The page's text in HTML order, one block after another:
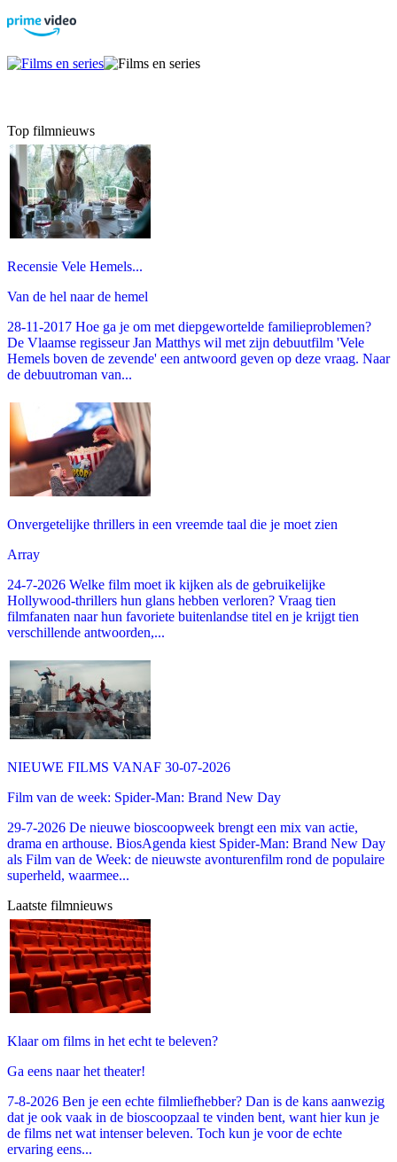
Top filmnieuws
Recensie Vele Hemels...
Van de hel naar de hemel
28-11-2017 Hoe ga je om met diepgewortelde familieproblemen?
De Vlaamse regisseur Jan Matthys wil met zijn debuutfilm 'Vele
Hemels boven de zevende' een antwoord geven op deze vraag. Naar
de debuutroman van...
Onvergetelijke thrillers in een vreemde taal die je moet zien
Array
24-7-2026 Welke film moet ik kijken als de gebruikelijke
Hollywood-thrillers hun glans hebben verloren? Vraag tien
filmfanaten naar hun favoriete buitenlandse titel en je krijgt tien
verschillende antwoorden,...
NIEUWE FILMS VANAF 30-07-2026
Film van de week: Spider-Man: Brand New Day
29-7-2026 De nieuwe bioscoopweek brengt een mix van actie,
drama en arthouse. BiosAgenda kiest Spider-Man: Brand New Day
als Film van de Week: de nieuwste avonturenfilm rond de populaire
superheld, waarmee...
Laatste filmnieuws
Klaar om films in het echt te beleven?
Ga eens naar het theater!
7-8-2026 Ben je een echte filmliefhebber? Dan is de kans aanwezig
dat je ook vaak in de bioscoopzaal te vinden bent, want hier kun je
de films net wat intenser beleven. Toch kun je voor de echte
ervaring eens...